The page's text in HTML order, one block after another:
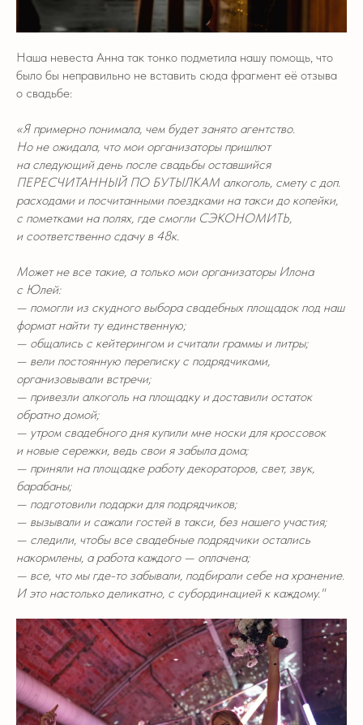
Наша невеста Анна так тонко подметила нашу помощь, что
было бы неправильно не вставить сюда фрагмент её отзыва
о свадьбе:
«Я примерно понимала, чем будет занято агентство.
Но не ожидала, что мои организаторы пришлют
на следующий день после свадьбы оставшийся
ПЕРЕСЧИТАННЫЙ ПО БУТЫЛКАМ алкоголь, смету с доп.
расходами и посчитанными поездками на такси до копейки,
с пометками на полях, где смогли СЭКОНОМИТЬ,
и соответственно сдачу в 48к.
Может не все такие, а только мои организаторы Илона
с Юлей:
— помогли из скудного выбора свадебных площадок под наш
формат найти ту единственную;
— общались с кейтерингом и считали граммы и литры;
— вели постоянную переписку с подрядчиками,
организовывали встречи;
— привезли алкоголь на площадку и доставили остаток
обратно домой;
— утром свадебного дня купили мне носки для кроссовок
и новые сережки, ведь свои я забыла дома;
— приняли на площадке работу декораторов, свет, звук,
барабаны;
— подготовили подарки для подрядчиков;
— вызывали и сажали гостей в такси, без нашего участия;
— следили, чтобы все свадебные подрядчики остались
накормлены, а работа каждого — оплачена;
— все, что мы где-то забывали, подбирали себе на хранение.
И это настолько деликатно, с субординацией к каждому."